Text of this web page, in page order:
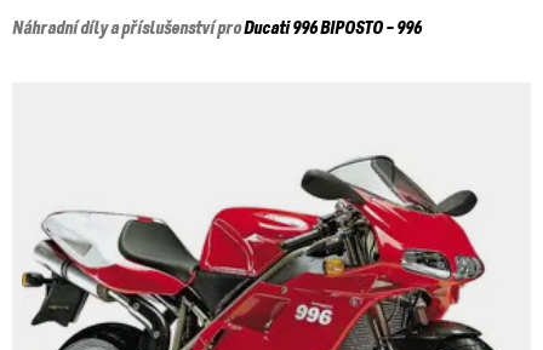
Náhradní díly a příslušenství proDucati996 BIPOSTO - 996